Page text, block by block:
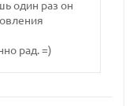
один раз он
рад. =)